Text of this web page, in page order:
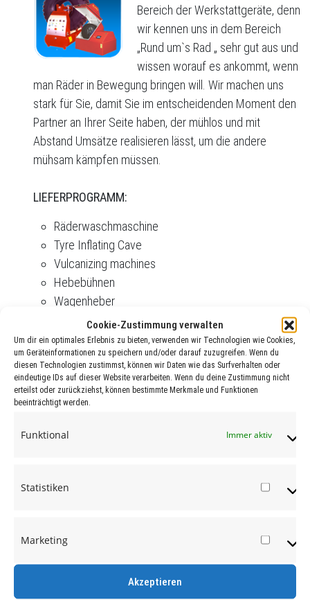
Cookie-Zustimmung verwalten
Um dir ein optimales Erlebnis zu bieten, verwenden wir Technologien wie Cookies,
um Geräteinformationen zu speichern und/oder darauf zuzugreifen. Wenn du
diesen Technologien zustimmst, können wir Daten wie das Surfverhalten oder
eindeutige IDs auf dieser Website verarbeiten. Wenn du deine Zustimmung nicht
erteilst oder zurückziehst, können bestimmte Merkmale und Funktionen
beeinträchtigt werden.
Funktional Immer aktiv
Statistiken
Marketing
Akzeptieren
Bereich der Werkstattgeräte, denn
wir kennen uns in dem Bereich
„Rund um`s Rad „ sehr gut aus und
wissen worauf es ankommt, wenn
man Räder in Bewegung bringen will. Wir machen uns
stark für Sie, damit Sie im entscheidenden Moment den
Partner an Ihrer Seite haben, der mühlos und mit
Abstand Umsätze realisieren lässt, um die andere
mühsam kämpfen müssen.
LIEFERPROGRAMM:
Räderwaschmaschine
Tyre Inflating Cave
Vulcanizing machines
Hebebühnen
Wagenheber
Hebekissen
Also in the area of workshop equipment we have a lot
of experience, competence and reliability “ Around the
tyre” because we know a lot about the area. We fully
side when you need him. This way you will realize by far
for.